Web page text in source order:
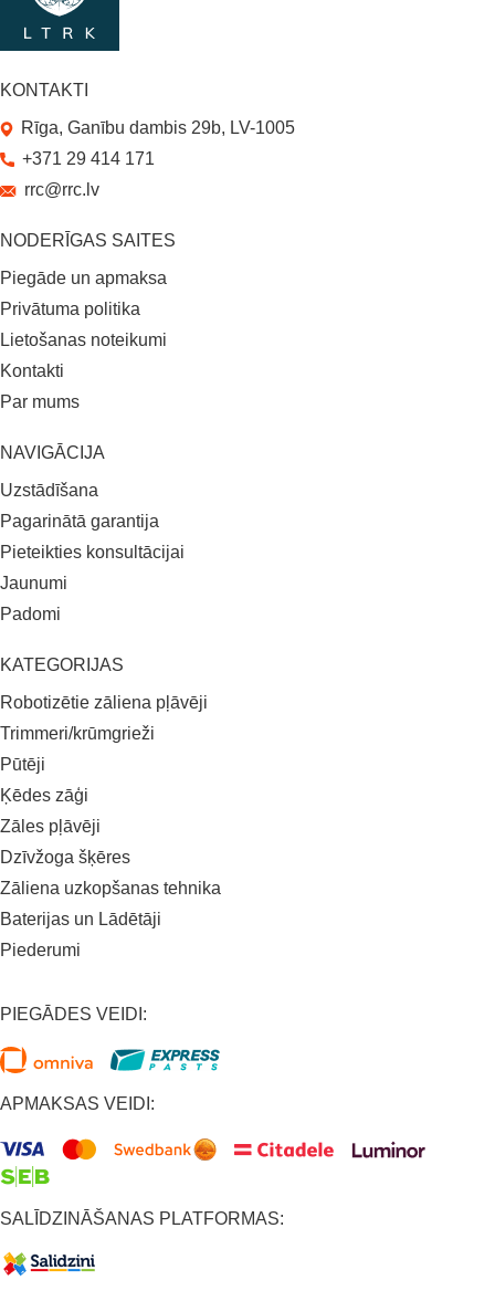
KATEGORIJAS
Robotizētie zāliena pļāvēji
Trimmeri/krūmgrieži
Pūtēji
Ķēdes zāģi
Zāles pļāvēji
Dzīvžoga šķēres
Zāliena uzkopšanas tehnika
Baterijas un Lādētāji
Piederumi
NAVIGĀCIJA
Uzstādīšana
Pagarinātā garantija
Pieteikties konsultācijai
Jaunumi
Padomi
NODERĪGAS SAITES
Piegāde un apmaksa
Privātuma politika
Lietošanas noteikumi
Kontakti
Par mums
KONTAKTI
Rīga, Ganību dambis 29b, LV-1005
+371 29 414 171
rrc@rrc.lv
PIEGĀDES VEIDI:
APMAKSAS VEIDI:
SALĪDZINĀŠANAS PLATFORMAS: